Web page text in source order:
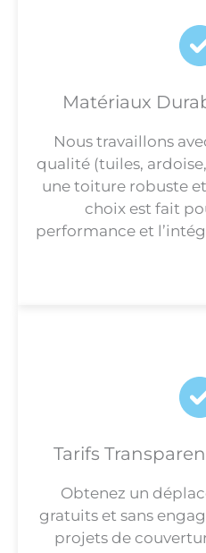
Matériaux
Nous travaillons
qualité (tuiles,
une toiture robuste
choix est fait
performance et
Tarifs
Obtenez un
gratuits et sans
projets de